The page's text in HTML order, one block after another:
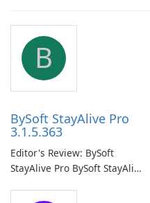
B
BySoft StayAlive Pro
3.1.5.363
Editor's Review: BySoft
StayAlive Pro BySoft StayAlive
application designed to